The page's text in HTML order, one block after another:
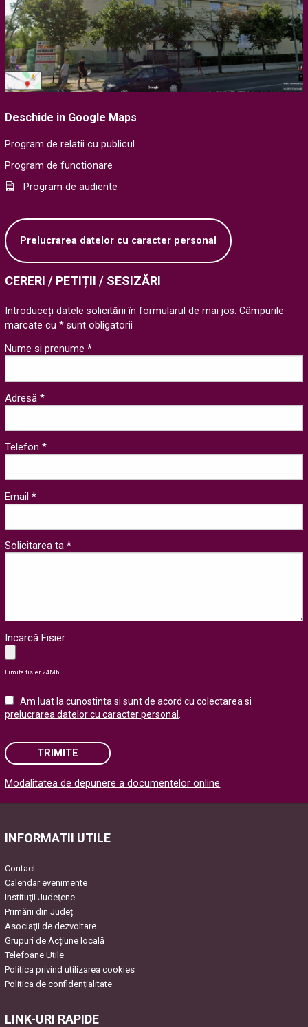
Deschide in Google Maps
Program de relatii cu publicul
Program de functionare
Program de audiente
Prelucrarea datelor cu caracter personal
CERERI / PETIȚII / SESIZĂRI
Introduceți datele solicitării în formularul de mai jos. Câmpurile
marcate cu * sunt obligatorii
Nume si prenume *
Adresă *
Telefon *
Email *
Solicitarea ta *
Incarcă Fisier
Limita fisier 24Mb
Am luat la cunostinta si sunt de acord cu colectarea si
prelucrarea datelor cu caracter personal
TRIMITE
Please leave this field empty.
Modalitatea de depunere a documentelor online
INFORMATII UTILE
Contact
Calendar evenimente
Instituţii Judeţene
Primării din Județ
Asociaţii de dezvoltare
Grupuri de Acțiune locală
Telefoane Utile
Politica privind utilizarea cookies
Politica de confidențialitate
LINK-URI RAPIDE